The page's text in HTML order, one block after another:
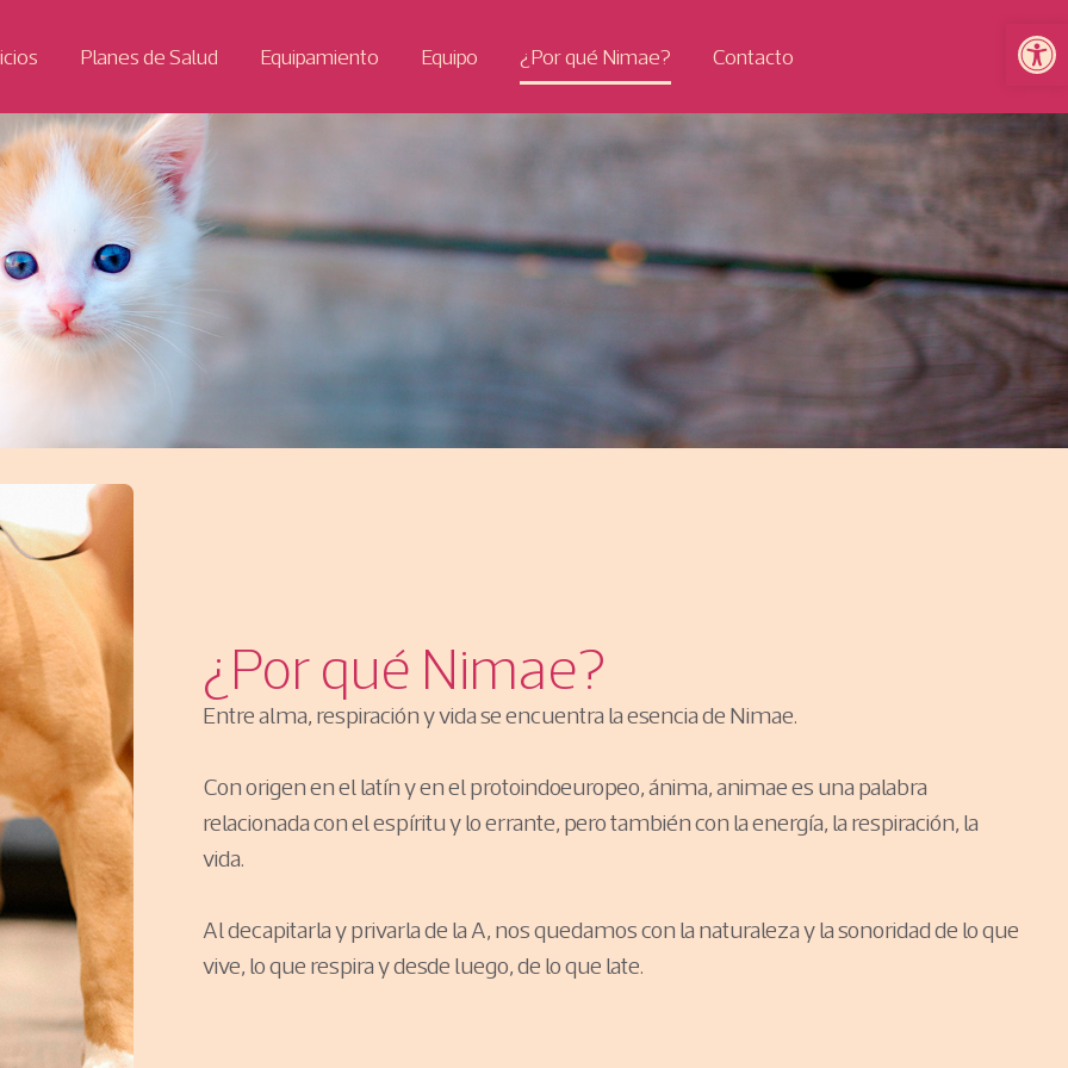
Planes de Salud Equipamiento Equipo ¿Por qué Nimae? Contacto
¿Por qué Nimae?
Entre alma, respiración y vida se encuentra la esencia de Nimae.
Con origen en el latín y en el protoindoeuropeo, ánima, animae es una palabra
relacionada con el espíritu y lo errante, pero también con la energía, la respiración, la
vida.
Al decapitarla y privarla de la A, nos quedamos con la naturaleza y la sonoridad de lo que
vive, lo que respira y desde luego, de lo que late.